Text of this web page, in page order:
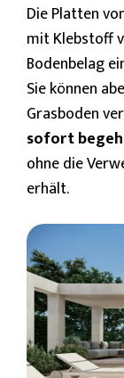
Die Platten
mit Klebstoff
Bodenbelag
Sie können
Grasboden
sofort
ohne die
erhält.